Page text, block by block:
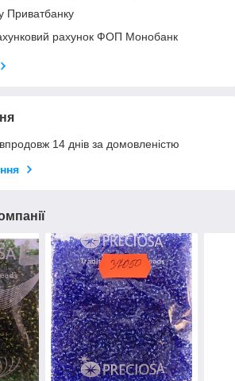
Приватбанку
рахунок ФОП Монобанк
14 днів за домовленістю